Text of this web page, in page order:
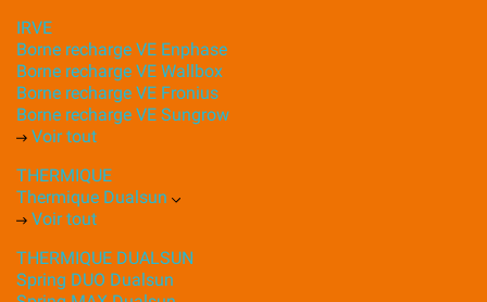
IRVE
Borne recharge VE Enphase
Borne recharge VE Wallbox
Borne recharge VE Fronius
Borne recharge VE Sungrow
Voir tout
THERMIQUE
Thermique Dualsun
Voir tout
THERMIQUE DUALSUN
Spring DUO Dualsun